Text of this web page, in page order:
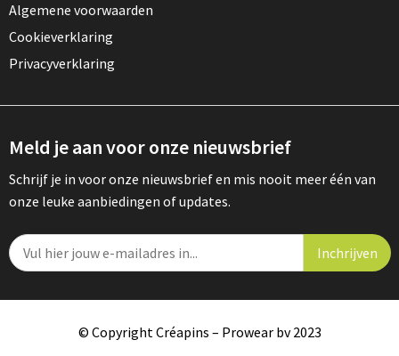
Persoonlijke verzorging
Zonnebrillen
EHBO
Verpakkingen
Pashouders
Algemene voorwaarden
Cookieverklaring
Privacyverklaring
Meld je aan voor onze nieuwsbrief
Schrijf je in voor onze nieuwsbrief en mis nooit meer één van
onze leuke aanbiedingen of updates.
© Copyright Créapins – Prowear bv 2023